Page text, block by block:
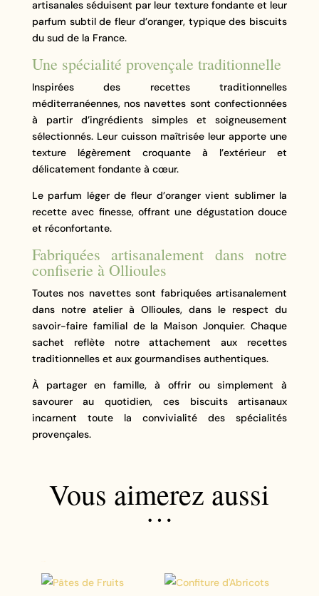
artisanales séduisent par leur texture fondante et leur
parfum subtil de fleur d’oranger, typique des biscuits
du sud de la France.
Une spécialité provençale traditionnelle
Inspirées des recettes traditionnelles
méditerranéennes, nos navettes sont confectionnées
à partir d’ingrédients simples et soigneusement
sélectionnés. Leur cuisson maîtrisée leur apporte une
texture légèrement croquante à l’extérieur et
délicatement fondante à cœur.
Le parfum léger de fleur d’oranger vient sublimer la
recette avec finesse, offrant une dégustation douce
et réconfortante.
Fabriquées artisanalement dans notre
confiserie à Ollioules
Toutes nos navettes sont fabriquées artisanalement
dans notre atelier à Ollioules, dans le respect du
savoir-faire familial de la Maison Jonquier. Chaque
sachet reflète notre attachement aux recettes
traditionnelles et aux gourmandises authentiques.
À partager en famille, à offrir ou simplement à
savourer au quotidien, ces biscuits artisanaux
incarnent toute la convivialité des spécialités
provençales.
Vous aimerez aussi
…